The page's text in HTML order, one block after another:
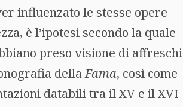
influenzato le stesse opere
è l’ipotesi secondo la quale
preso visione di affreschi
dellaFama, così come
databili tra il XV e il XVI